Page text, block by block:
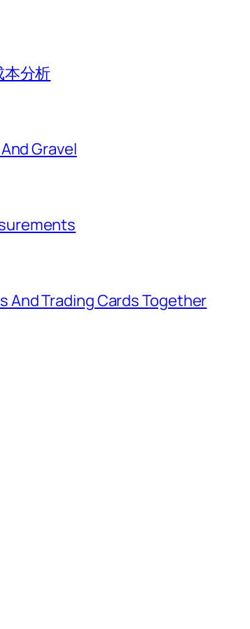
本分析
Gravel
And Trading Cards Together